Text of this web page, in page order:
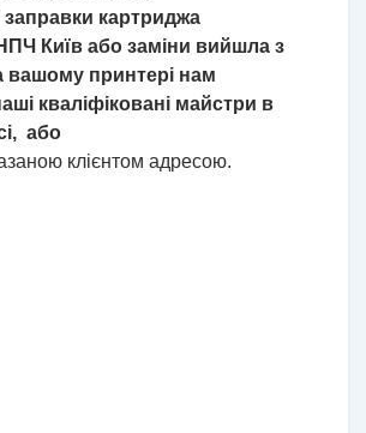
картриджа
Київ або заміни вийшла з
вашому принтері нам
кваліфіковані майстри в
або
клієнтом адресою.